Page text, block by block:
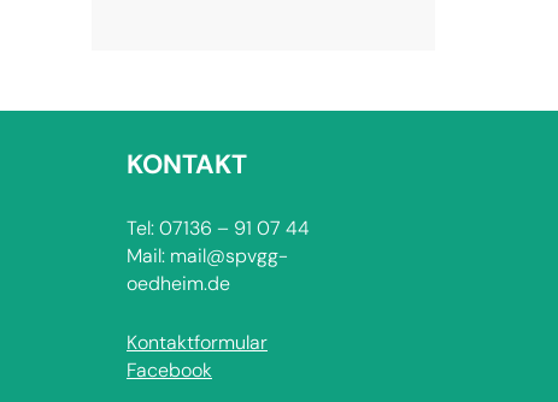
KONTAKT
Tel: 07136 – 91 07 44
Mail: mail@spvgg-
oedheim.de
Kontaktformular
Facebook